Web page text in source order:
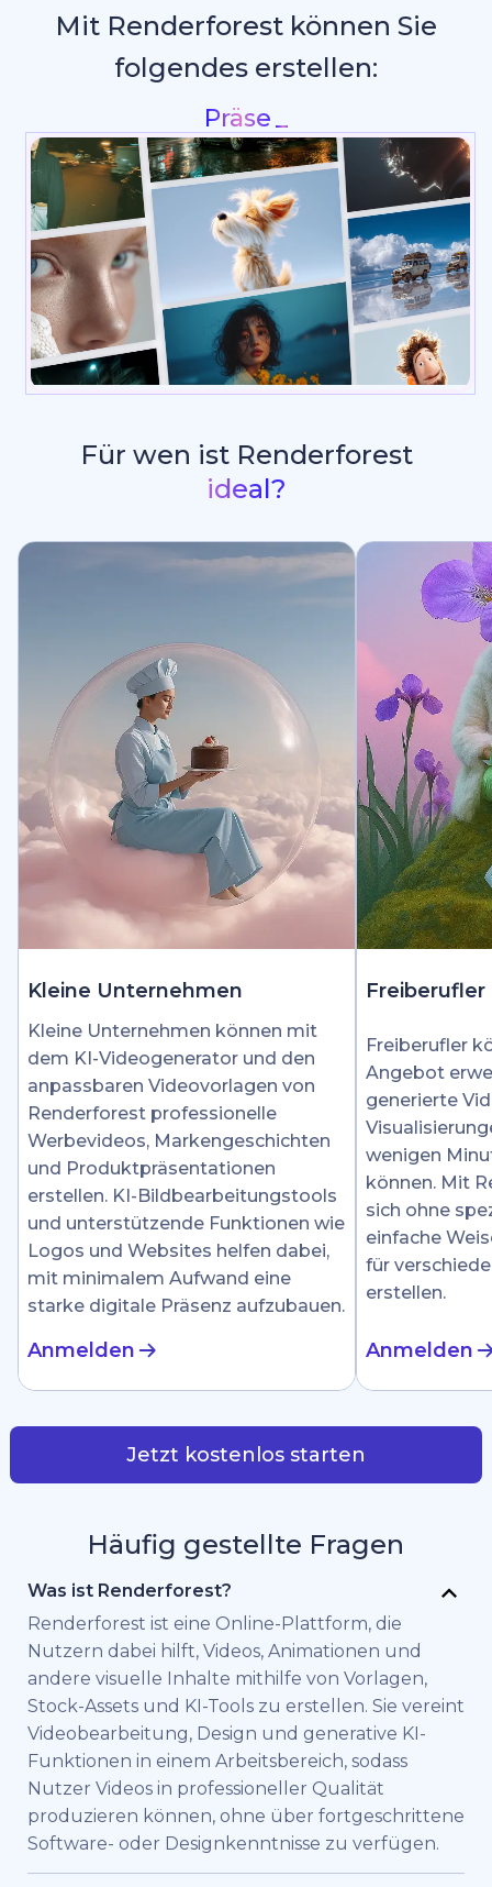
Mit Renderforest können Sie
folgendes erstellen:
_
Für wen ist Renderforest
ideal?
Kleine Unternehmen
Kleine Unternehmen können mit
dem KI-Videogenerator und den
anpassbaren Videovorlagen von
Renderforest professionelle
Werbevideos, Markengeschichten
und Produktpräsentationen
erstellen. KI-Bildbearbeitungstools
und unterstützende Funktionen wie
Logos und Websites helfen dabei,
mit minimalem Aufwand eine
starke digitale Präsenz aufzubauen.
Anmelden
Freiberufler
Freiberufler
Angebot
generierte
wenigen
können. Mit
sich ohne
einfache
für
erstellen.
Anmelden
Jetzt kostenlos starten
Häufig gestellte Fragen
Was ist Renderforest?
Renderforest ist eine Online-Plattform, die
Nutzern dabei hilft, Videos, Animationen und
andere visuelle Inhalte mithilfe von Vorlagen,
Stock-Assets und KI-Tools zu erstellen. Sie vereint
Videobearbeitung, Design und generative KI-
Funktionen in einem Arbeitsbereich, sodass
Nutzer Videos in professioneller Qualität
produzieren können, ohne über fortgeschrittene
Software- oder Designkenntnisse zu verfügen.